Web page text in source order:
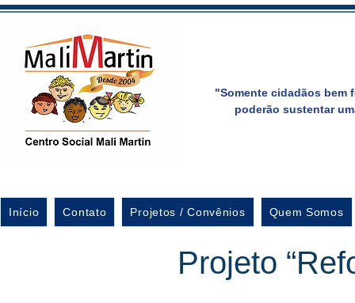
"Somente cidadãos bem
poderão sustentar
Início Contato Projetos / Convênios Quem Somos
Projeto